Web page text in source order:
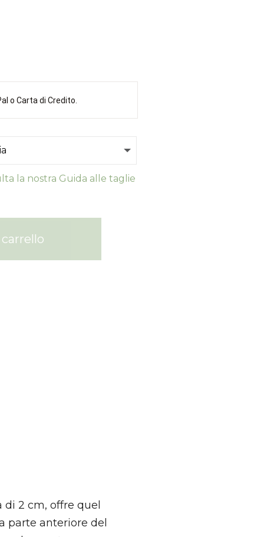
o Carta di Credito.
la nostra Guida alle taglie
2 cm, offre quel
parte anteriore del